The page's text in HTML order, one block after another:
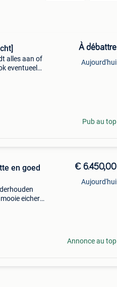
alles aan of
eventueel
À débattre
Aujourd'hui
Pub au top
en goed
eicher
€ 6.450,00
Aujourd'hui
Annonce au top